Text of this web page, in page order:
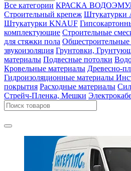
Все категории КРАСКА
Строительный крепеж Штукатурки
Штукатурки KNAUF
комплектующие Строительные
для стяжки пола
звукоизоляция Грунтовки,
материалы Подвесные потолки
Кровельные материалы Древесно-
Гидроизоляционные материалы
покрытия Расходные материалы
Стрейч-Пленка, Мешки